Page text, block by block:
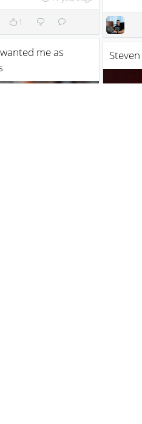
1
me as